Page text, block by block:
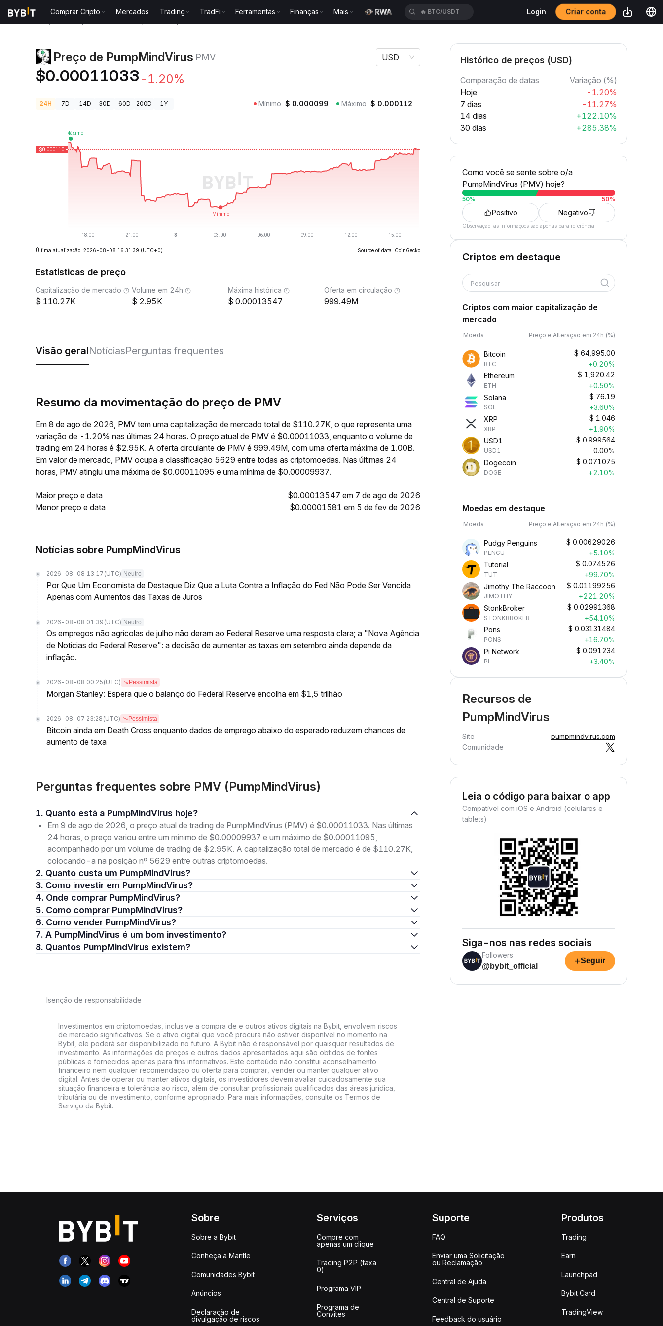
Comprar Cripto Mercados Trading TradFi Ferramentas Finanças Mais 🔥 BTC/USDT Login Criar conta
Preço de PumpMindVirus PMV
$0.00011033 -1.20%
USD
24H 7D 14D 30D 60D 200D 1Y Mínimo $ 0.000099 Máximo $ 0.000112
Última atualização: 2026-08-08 16:31:39 (UTC+0) Source of data: CoinGecko
Estatisticas de preço
Capitalização de mercado
110.27K
Volume em 24h
2.95K
Máxima histórica
0.00013547
Oferta em circulação
999.49M
Visão geralNotíciasPerguntas frequentes
Resumo da movimentação do preço de PMV
Em 8 de ago de 2026, PMV tem uma capitalização de mercado total de $110.27K, o que representa uma
variação de -1.20% nas últimas 24 horas. O preço atual de PMV é $0.00011033, enquanto o volume de
trading em 24 horas é $2.95K. A oferta circulante de PMV é 999.49M, com uma oferta máxima de 1.00B.
Em valor de mercado, PMV ocupa a classificação 5629 entre todas as criptomoedas. Nas últimas 24
horas, PMV atingiu uma máxima de $0.00011095 e uma mínima de $0.00009937.
Maior preço e data
$0.00013547 em 7 de ago de 2026
Menor preço e data
$0.00001581 em 5 de fev de 2026
Notícias sobre PumpMindVirus
2026-08-08 13:17 (UTC) Neutro
Por Que Um Economista de Destaque Diz Que a Luta Contra a Inflação do Fed Não Pode Ser Vencida
Apenas com Aumentos das Taxas de Juros
2026-08-08 01:39 (UTC) Neutro
Os empregos não agrícolas de julho não deram ao Federal Reserve uma resposta clara; a "Nova Agência
de Notícias do Federal Reserve": a decisão de aumentar as taxas em setembro ainda depende da
inflação.
2026-08-08 00:25 (UTC) Pessimista
Morgan Stanley: Espera que o balanço do Federal Reserve encolha em $1,5 trilhão
2026-08-07 23:28 (UTC) Pessimista
Bitcoin ainda em Death Cross enquanto dados de emprego abaixo do esperado reduzem chances de
aumento de taxa
Perguntas frequentes sobre PMV (PumpMindVirus)
1. Quanto está a PumpMindVirus hoje?
Em 9 de ago de 2026, o preço atual de trading de PumpMindVirus (PMV) é $0.00011033. Nas últimas
24 horas, o preço variou entre um mínimo de $0.00009937 e um máximo de $0.00011095,
acompanhado por um volume de trading de $2.95K. A capitalização total de mercado é de $110.27K,
colocando-a na posição nº 5629 entre outras criptomoedas.
2. Quanto custa um PumpMindVirus?
3. Como investir em PumpMindVirus?
4. Onde comprar PumpMindVirus?
5. Como comprar PumpMindVirus?
6. Como vender PumpMindVirus?
7. A PumpMindVirus é um bom investimento?
8. Quantos PumpMindVirus existem?
Isenção de responsabilidade
Investimentos em criptomoedas, inclusive a compra de e outros ativos digitais na Bybit, envolvem riscos
de mercado significativos. Se o ativo digital que você procura não estiver disponível no momento na
Bybit, ele poderá ser disponibilizado no futuro. A Bybit não é responsável por quaisquer resultados de
investimento. As informações de preços e outros dados apresentados aqui são obtidos de fontes
públicas e fornecidos apenas para fins informativos. Este conteúdo não constitui aconselhamento
financeiro nem qualquer recomendação ou oferta para comprar, vender ou manter qualquer ativo
digital. Antes de operar ou manter ativos digitais, os investidores devem avaliar cuidadosamente sua
situação financeira e tolerância ao risco, além de consultar profissionais qualificados das áreas jurídica,
tributária ou de investimento, conforme apropriado. Para mais informações, consulte os Termos de
Serviço da Bybit.
Histórico de preços (USD)
Comparação de datas
Variação (%)
Hoje
-1.20%
7 dias
-11.27%
14 dias
+122.10%
30 dias
+285.38%
Como você se sente sobre o/a
PumpMindVirus (PMV) hoje?
50% 50%
Positivo Negativo
Observação: as informações são apenas para referência.
Criptos em destaque
Pesquisar
Criptos com maior capitalização de
mercado
Moeda Preço e Alteração em 24h (%)
Bitcoin
BTC
$ 64,995.00
+0.20%
Ethereum
ETH
$ 1,920.42
+0.50%
Solana
SOL
$ 76.19
+3.60%
XRP
XRP
$ 1.046
+1.90%
USD1
USD1
$ 0.999564
0.00%
Dogecoin
DOGE
$ 0.071075
+2.10%
Moedas em destaque
Moeda Preço e Alteração em 24h (%)
Pudgy Penguins
PENGU
$ 0.00629026
+5.10%
Tutorial
TUT
$ 0.074526
+99.70%
Jimothy The Raccoon
JIMOTHY
$ 0.01199256
+221.20%
StonkBroker
STONKBROKER
$ 0.02991368
+54.10%
Pons
PONS
$ 0.03131484
+16.70%
Pi Network
PI
$ 0.091234
+3.40%
Recursos de
PumpMindVirus
Site
pumpmindvirus.com
Comunidade
Leia o código para baixar o app
Compatível com iOS e Android (celulares e
tablets)
Siga-nos nas redes sociais
Followers
@bybit_official
+Seguir
Sobre
Sobre a Bybit
Conheça a Mantle
Comunidades Bybit
Anúncios
Declaração de
divulgação de riscos
Serviços
Compre com
apenas um clique
Trading P2P (taxa
0)
Programa VIP
Programa de
Convites
Suporte
FAQ
Enviar uma Solicitação
ou Reclamação
Central de Ajuda
Central de Suporte
Feedback do usuário
Produtos
Trading
Earn
Launchpad
Bybit Card
TradingView